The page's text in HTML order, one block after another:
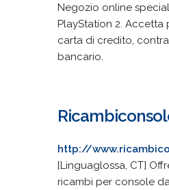
Negozio online
PlayStation 2. Accetta
carta di credito,
bancario.
http://
[Linguaglossa, CT]
ricambi per console